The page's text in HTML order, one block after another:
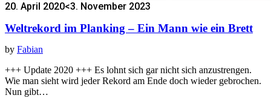
20. April 2020<3. November 2023
Weltrekord im Planking – Ein Mann wie ein Brett
by Fabian
+++ Update 2020 +++ Es lohnt sich gar nicht sich anzustrengen.
Wie man sieht wird jeder Rekord am Ende doch wieder gebrochen.
Nun gibt…